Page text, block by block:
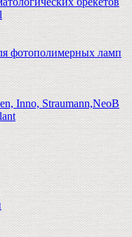
фотополимерных ламп
Inno, Straumann,NeoB